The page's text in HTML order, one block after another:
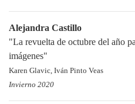
Alejandra Castillo
"La revuelta de octubre del año
imágenes"
Karen Glavic, Iván Pinto Veas
Invierno 2020